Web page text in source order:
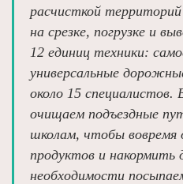
расчисткой
на срезке, погрузке и
12 единиц техники:
универсальные
около 15 специалистов.
очищаем подъездные
школам, чтобы вовремя
продуктов и накормить
необходимости